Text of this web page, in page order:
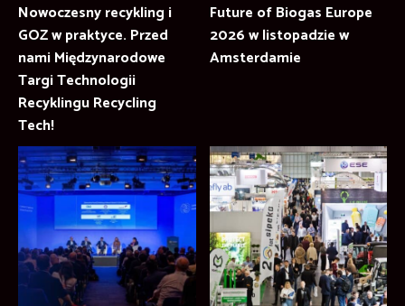
Nowoczesny recykling i
GOZ w praktyce. Przed
nami Międzynarodowe
Targi Technologii
Recyklingu Recycling
Tech!
Future of Biogas Europe
2026 w listopadzie w
Amsterdamie